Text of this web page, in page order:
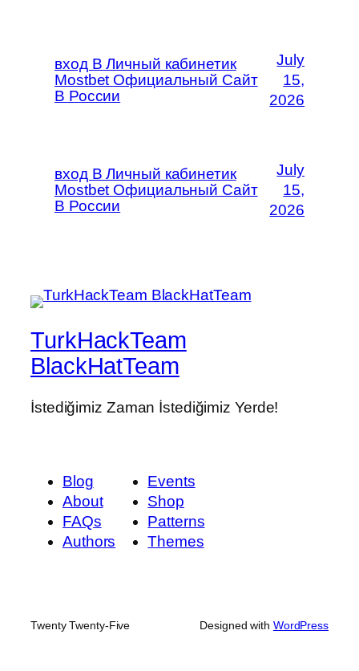
вход В Личный кабинетик
Mostbet Официальный Сайт
В России
July
15,
2026
вход В Личный кабинетик
Mostbet Официальный Сайт
В России
July
15,
2026
TurkHackTeam
BlackHatTeam
İstediğimiz Zaman İstediğimiz Yerde!
Blog
About
FAQs
Authors
Events
Shop
Patterns
Themes
Twenty Twenty-Five Designed with WordPress